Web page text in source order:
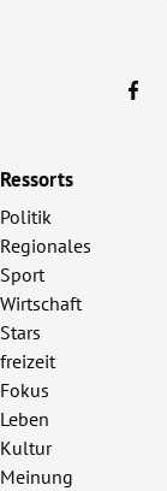
Ressorts
Politik
Regionales
Sport
Wirtschaft
Stars
freizeit
Fokus
Leben
Kultur
Meinung